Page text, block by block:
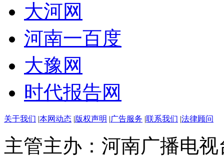
大河网
河南一百度
大豫网
时代报告网
关于我们 本网动态 版权声明 广告服务 联系我们 法律顾问
主管主办：河南广播电